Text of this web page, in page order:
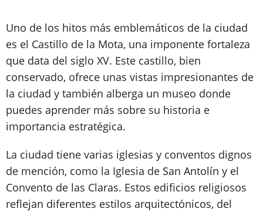
Uno de los hitos más emblemáticos de la ciudad
es el Castillo de la Mota, una imponente fortaleza
que data del siglo XV. Este castillo, bien
conservado, ofrece unas vistas impresionantes de
la ciudad y también alberga un museo donde
puedes aprender más sobre su historia e
importancia estratégica.
La ciudad tiene varias iglesias y conventos dignos
de mención, como la Iglesia de San Antolín y el
Convento de las Claras. Estos edificios religiosos
reflejan diferentes estilos arquitectónicos, del